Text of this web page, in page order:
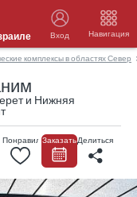
Вход Навигация
комплексы в областях Север
и Нижняя
Делиться
ПонравилосьЗаказать